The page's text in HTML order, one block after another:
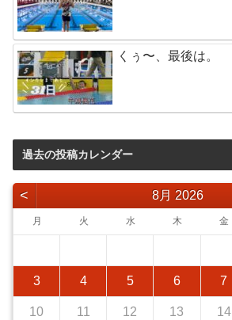
くぅ〜、最後は。
過去の投稿カレンダー
< 8月 2026
月 火 水 木 金
3 4 5 6 7
10 11 12 13 14